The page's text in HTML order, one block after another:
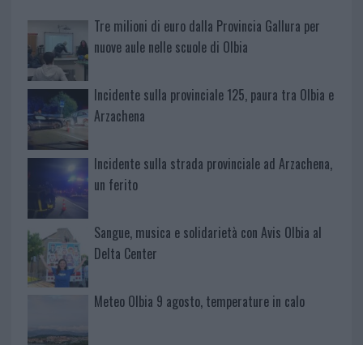
Tre milioni di euro dalla Provincia Gallura per
nuove aule nelle scuole di Olbia
Incidente sulla provinciale 125, paura tra Olbia e
Arzachena
Incidente sulla strada provinciale ad Arzachena,
un ferito
Sangue, musica e solidarietà con Avis Olbia al
Delta Center
Meteo Olbia 9 agosto, temperature in calo